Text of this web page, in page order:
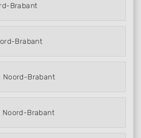
Brabant
Brabant
, Noord-Brabant
Noord-Brabant